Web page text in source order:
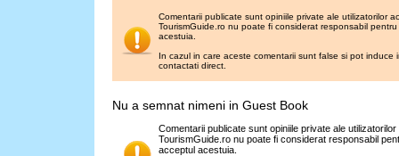
Comentarii publicate sunt opiniile private ale utilizatorilor
TourismGuide.ro nu poate fi considerat responsabil
acestuia.
In cazul in care aceste comentarii sunt false si pot induce
contactati direct.
Nu a semnat nimeni in Guest Book
Comentarii publicate sunt opiniile private ale
TourismGuide.ro nu poate fi considerat responsabil
acceptul acestuia.